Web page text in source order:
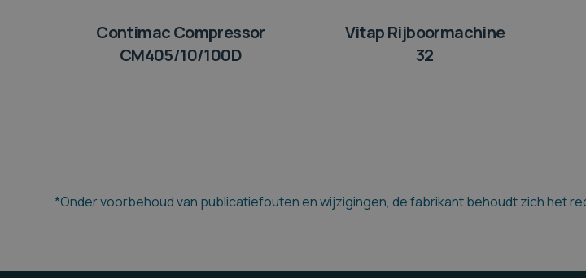
Contimac Compressor
CM405/10/100D
Vitap Rijboormachine
32
*Onder voorbehoud van publicatiefouten en wijzigingen, de fabrikant behoudt zich het